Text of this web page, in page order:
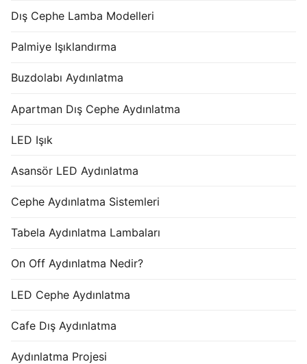
Dış Cephe Lamba Modelleri
Palmiye Işıklandırma
Buzdolabı Aydınlatma
Apartman Dış Cephe Aydınlatma
LED Işık
Asansör LED Aydınlatma
Cephe Aydınlatma Sistemleri
Tabela Aydınlatma Lambaları
On Off Aydınlatma Nedir?
LED Cephe Aydınlatma
Cafe Dış Aydınlatma
Aydınlatma Projesi